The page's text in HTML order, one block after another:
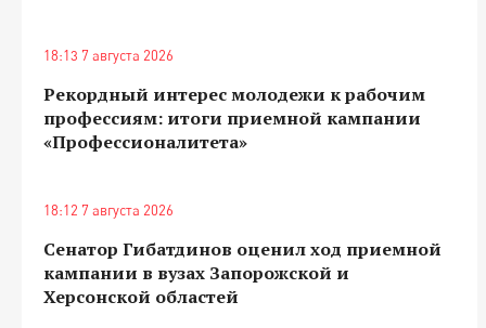
18:13 7 августа 2026
Рекордный интерес молодежи к рабочим
профессиям: итоги приемной кампании
«Профессионалитета»
18:12 7 августа 2026
Сенатор Гибатдинов оценил ход приемной
кампании в вузах Запорожской и
Херсонской областей